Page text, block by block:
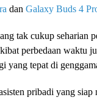
dan Galaxy Buds 4
tak cukup seharian
perbedaan waktu
yang tepat di
pribadi yang